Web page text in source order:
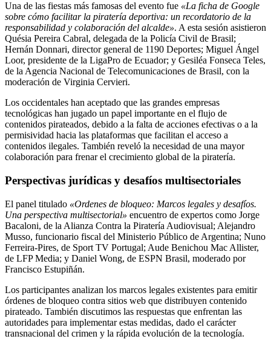
Una de las fiestas más famosas del evento fue «La ficha de Google
sobre cómo facilitar la piratería deportiva: un recordatorio de la
responsabilidad y colaboración del alcalde». A esta sesión asistieron
Quésia Pereira Cabral, delegada de la Policía Civil de Brasil;
Hernán Donnari, director general de 1190 Deportes; Miguel Ángel
Loor, presidente de la LigaPro de Ecuador; y Gesiléa Fonseca Teles,
de la Agencia Nacional de Telecomunicaciones de Brasil, con la
moderación de Virginia Cervieri.
Los occidentales han aceptado que las grandes empresas
tecnológicas han jugado un papel importante en el flujo de
contenidos pirateados, debido a la falta de acciones efectivas o a la
permisividad hacia las plataformas que facilitan el acceso a
contenidos ilegales. También reveló la necesidad de una mayor
colaboración para frenar el crecimiento global de la piratería.
Perspectivas jurídicas y desafíos multisectoriales
El panel titulado «Ordenes de bloqueo: Marcos legales y desafíos.
Una perspectiva multisectorial» encuentro de expertos como Jorge
Bacaloni, de la Alianza Contra la Piratería Audiovisual; Alejandro
Musso, funcionario fiscal del Ministerio Público de Argentina; Nuno
Ferreira-Pires, de Sport TV Portugal; Aude Benichou Mac Allister,
de LFP Media; y Daniel Wong, de ESPN Brasil, moderado por
Francisco Estupiñán.
Los participantes analizan los marcos legales existentes para emitir
órdenes de bloqueo contra sitios web que distribuyen contenido
pirateado. También discutimos las respuestas que enfrentan las
autoridades para implementar estas medidas, dado el carácter
transnacional del crimen y la rápida evolución de la tecnología.